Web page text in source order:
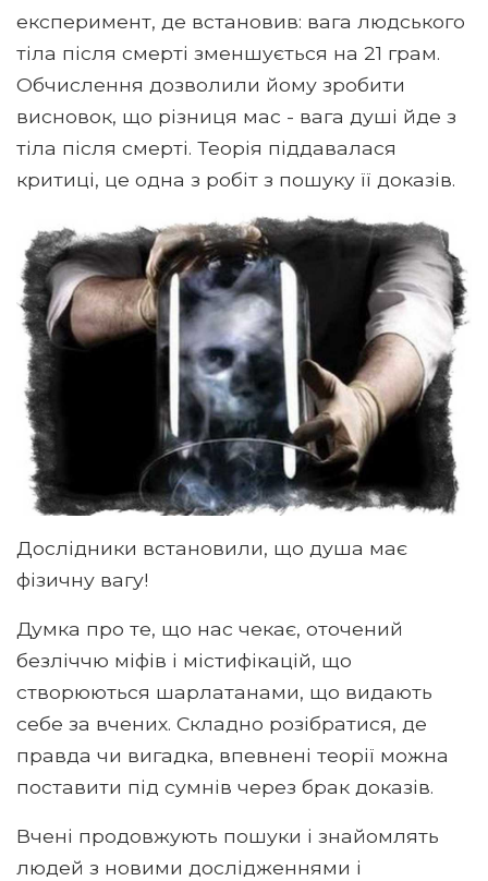
експеримент, де встановив: вага людського
тіла після смерті зменшується на 21 грам.
Обчислення дозволили йому зробити
висновок, що різниця мас - вага душі йде з
тіла після смерті. Теорія піддавалася
критиці, це одна з робіт з пошуку її доказів.
Дослідники встановили, що душа має
фізичну вагу!
Думка про те, що нас чекає, оточений
безліччю міфів і містифікацій, що
створюються шарлатанами, що видають
себе за вчених. Складно розібратися, де
правда чи вигадка, впевнені теорії можна
поставити під сумнів через брак доказів.
Вчені продовжують пошуки і знайомлять
людей з новими дослідженнями і